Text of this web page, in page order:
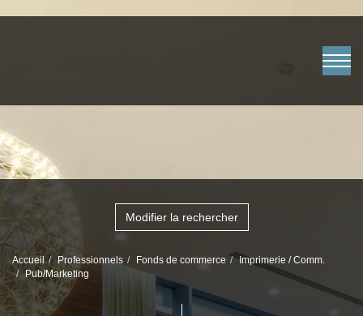
Modifier la rechercher
Accueil Professionnels Fonds de commerce
Imprimerie / Comm.
Pub/Marketing